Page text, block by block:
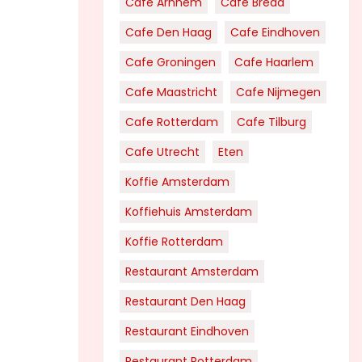
Cafe Den Haag
Cafe Eindhoven
Cafe Groningen
Cafe Haarlem
Cafe Maastricht
Cafe Nijmegen
Cafe Rotterdam
Cafe Tilburg
Cafe Utrecht
Eten
Koffie Amsterdam
Koffiehuis Amsterdam
Koffie Rotterdam
Restaurant Amsterdam
Restaurant Den Haag
Restaurant Eindhoven